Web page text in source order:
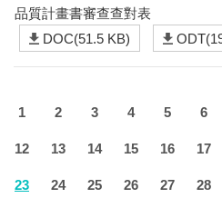
品質計畫書審查查對表
DOC(51.5 KB)
1 2 3 4 5 6
12 13 14 15 16 17
23 24 25 26 27 28